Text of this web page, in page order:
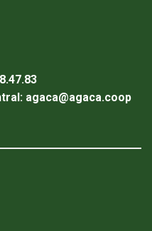
agaca@agaca.coop